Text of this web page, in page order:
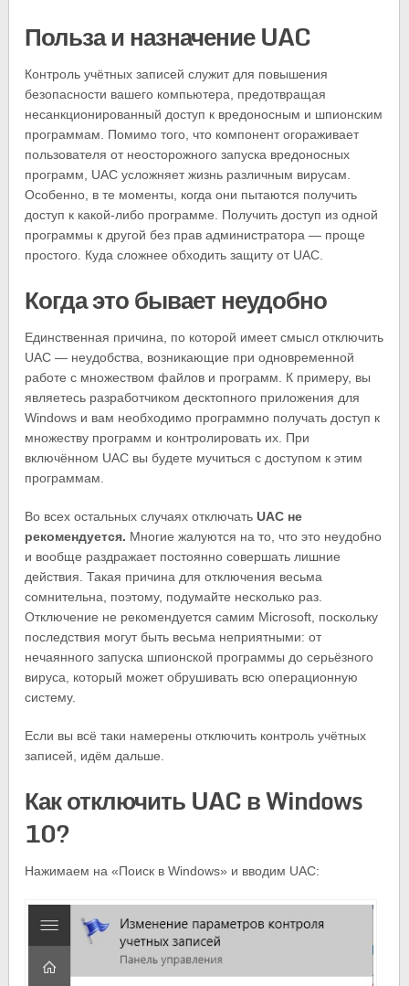
Польза и назначение UAC
Контроль учётных записей служит для повышения
безопасности вашего компьютера, предотвращая
несанкционированный доступ к вредоносным и шпионским
программам. Помимо того, что компонент огораживает
пользователя от неосторожного запуска вредоносных
программ, UAC усложняет жизнь различным вирусам.
Особенно, в те моменты, когда они пытаются получить
доступ к какой-либо программе. Получить доступ из одной
программы к другой без прав администратора — проще
простого. Куда сложнее обходить защиту от UAC.
Когда это бывает неудобно
Единственная причина, по которой имеет смысл отключить
UAC — неудобства, возникающие при одновременной
работе с множеством файлов и программ. К примеру, вы
являетесь разработчиком десктопного приложения для
Windows и вам необходимо программно получать доступ к
множеству программ и контролировать их. При
включённом UAC вы будете мучиться с доступом к этим
программам.
Во всех остальных случаях отключатьUAC не
рекомендуется. Многие жалуются на то, что это неудобно
и вообще раздражает постоянно совершать лишние
действия. Такая причина для отключения весьма
сомнительна, поэтому, подумайте несколько раз.
Отключение не рекомендуется самим Microsoft, поскольку
последствия могут быть весьма неприятными: от
нечаянного запуска шпионской программы до серьёзного
вируса, который может обрушивать всю операционную
систему.
Если вы всё таки намерены отключить контроль учётных
записей, идём дальше.
Как отключить UAC в Windows
10?
Нажимаем на «Поиск в Windows» и вводим UAC: